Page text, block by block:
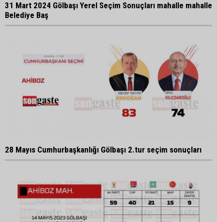
31 Mart 2024 Gölbaşı Yerel Seçim Sonuçları mahalle mahalle
Belediye Baş
28 Mayıs Cumhurbaşkanlığı Gölbaşı 2.tur seçim sonuçları